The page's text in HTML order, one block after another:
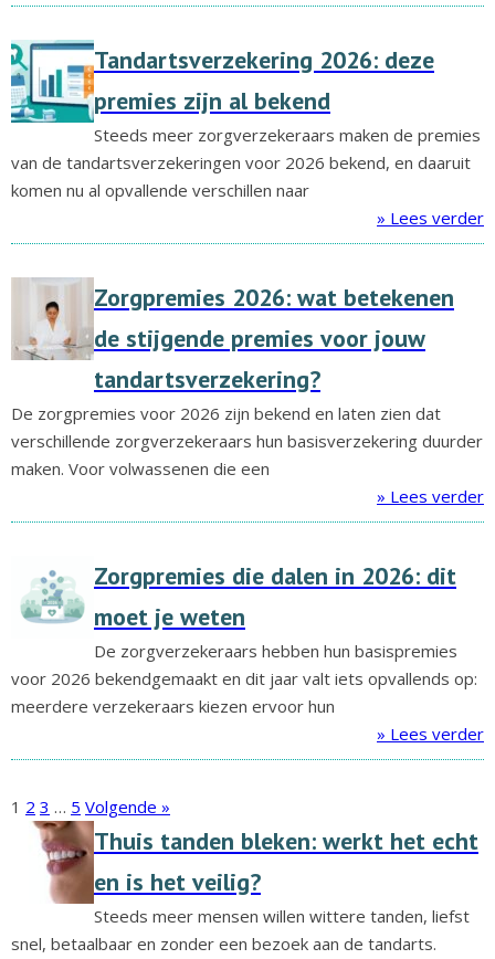
Tandartsverzekering 2026: deze
premies zijn al bekend
Steeds meer zorgverzekeraars maken de premies
van de tandartsverzekeringen voor 2026 bekend, en daaruit
komen nu al opvallende verschillen naar
» Lees verder
Zorgpremies 2026: wat betekenen
de stijgende premies voor jouw
tandartsverzekering?
De zorgpremies voor 2026 zijn bekend en laten zien dat
verschillende zorgverzekeraars hun basisverzekering duurder
maken. Voor volwassenen die een
» Lees verder
Zorgpremies die dalen in 2026: dit
moet je weten
De zorgverzekeraars hebben hun basispremies
voor 2026 bekendgemaakt en dit jaar valt iets opvallends op:
meerdere verzekeraars kiezen ervoor hun
» Lees verder
1 2 3 … 5 Volgende »
Thuis tanden bleken: werkt het echt
en is het veilig?
Steeds meer mensen willen wittere tanden, liefst
snel, betaalbaar en zonder een bezoek aan de tandarts.